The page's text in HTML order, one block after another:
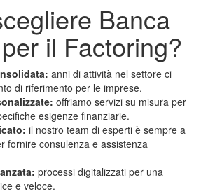
Banca
il Factoring?
anni di attività nel settore ci
di riferimento per le imprese.
offriamo servizi su misura per
esigenze finanziarie.
il nostro team di esperti è sempre a
fornire consulenza e assistenza
processi digitalizzati per una
e veloce.